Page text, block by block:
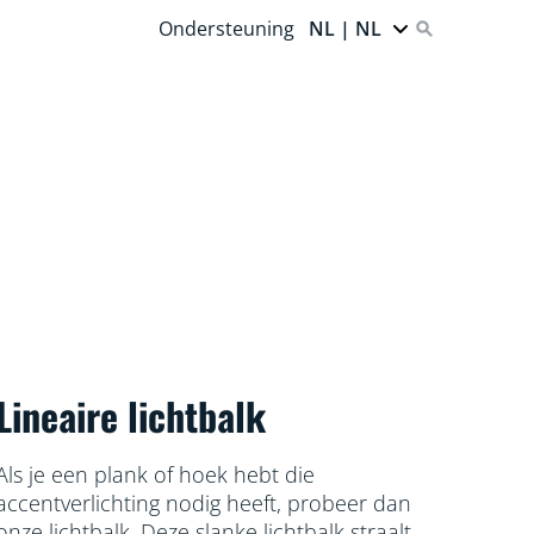
Ondersteuning NL | NL
lichtbalk
je een plank of hoek hebt die
nodig heeft, probeer dan